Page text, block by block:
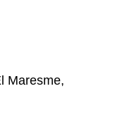
Maresme,